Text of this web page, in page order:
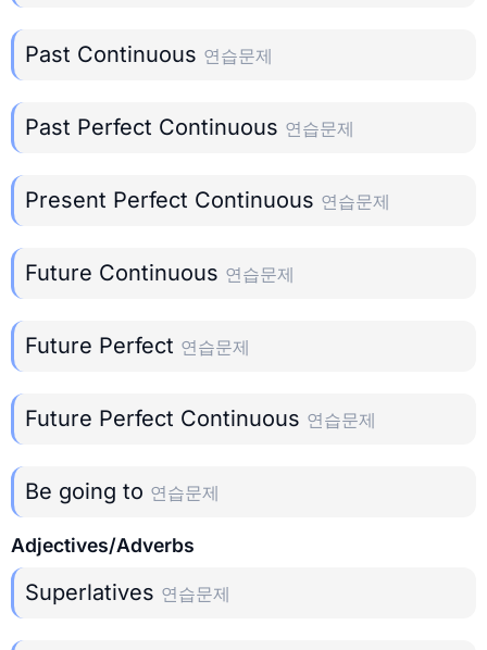
Past Continuous 연습문제
Past Perfect Continuous 연습문제
Present Perfect Continuous 연습문제
Future Continuous 연습문제
Future Perfect 연습문제
Future Perfect Continuous 연습문제
Be going to 연습문제
Adjectives/Adverbs
Superlatives 연습문제